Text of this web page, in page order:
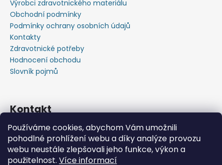
Používáme cookies, abychom Vám umožnili
pohodlné prohlížení webu a díky analýze provozu
webu neustále zlepšovali jeho funkce, výkon a
použitelnost. Více informací
Výrobci zdravotnického materiálu
Obchodní podmínky
Podmínky ochrany osobních údajů
Kontakty
Zdravotnické potřeby
Hodnocení obchodu
Slovník pojmů
Kontakt
+420603583759 ,+420734720049
https://www.facebook.com/profile.php?id=615793934
37445
https://www.youtube.com/@michalverner7685